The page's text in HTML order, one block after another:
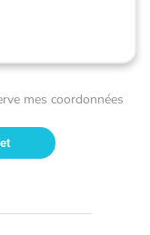
mes coordonnées